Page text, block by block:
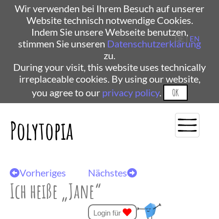
Wir verwenden bei Ihrem Besuch auf unserer
Website technisch notwendige Cookies.
Indem Sie unsere Webseite benutzen,
stimmen Sie unseren Datenschutzerklärung
zu.
During your visit, this website uses technically
irreplaceable cookies. By using our website,
you agree to our privacy policy. OK
Polytopia
DE | EN
Vorheriges Nächstes
Ich heiße „Jane“
Login für